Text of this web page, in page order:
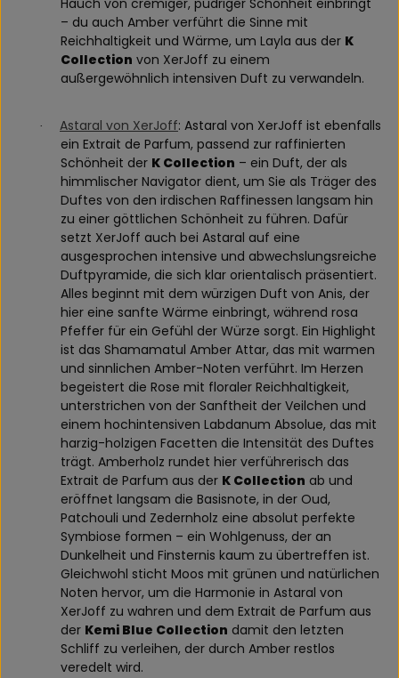
Hauch von cremiger, pudriger Schönheit einbringt
– du auch Amber verführt die Sinne mit
Reichhaltigkeit und Wärme, um Layla aus der K
Collection von XerJoff zu einem
außergewöhnlich intensiven Duft zu verwandeln.
· Astaral von XerJoff: Astaral von XerJoff ist ebenfalls
ein Extrait de Parfum, passend zur raffinierten
Schönheit der K Collection – ein Duft, der als
himmlischer Navigator dient, um Sie als Träger des
Duftes von den irdischen Raffinessen langsam hin
zu einer göttlichen Schönheit zu führen. Dafür
setzt XerJoff auch bei Astaral auf eine
ausgesprochen intensive und abwechslungsreiche
Duftpyramide, die sich klar orientalisch präsentiert.
Alles beginnt mit dem würzigen Duft von Anis, der
hier eine sanfte Wärme einbringt, während rosa
Pfeffer für ein Gefühl der Würze sorgt. Ein Highlight
ist das Shamamatul Amber Attar, das mit warmen
und sinnlichen Amber-Noten verführt. Im Herzen
begeistert die Rose mit floraler Reichhaltigkeit,
unterstrichen von der Sanftheit der Veilchen und
einem hochintensiven Labdanum Absolue, das mit
harzig-holzigen Facetten die Intensität des Duftes
trägt. Amberholz rundet hier verführerisch das
Extrait de Parfum aus der K Collection ab und
eröffnet langsam die Basisnote, in der Oud,
Patchouli und Zedernholz eine absolut perfekte
Symbiose formen – ein Wohlgenuss, der an
Dunkelheit und Finsternis kaum zu übertreffen ist.
Gleichwohl sticht Moos mit grünen und natürlichen
Noten hervor, um die Harmonie in Astaral von
XerJoff zu wahren und dem Extrait de Parfum aus
der Kemi Blue Collection damit den letzten
Schliff zu verleihen, der durch Amber restlos
veredelt wird.